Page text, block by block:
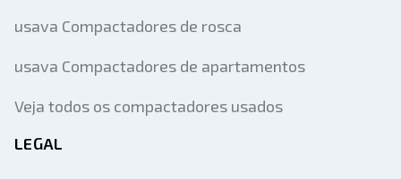
usava Compactadores de rosca
usava Compactadores de apartamentos
Veja todos os compactadores usados
LEGAL